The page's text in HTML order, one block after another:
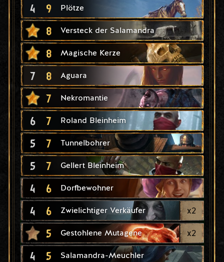
4 9 Plötze
8 Versteck der Salamandra
8 Magische Kerze
7 8 Aguara
7 Nekromantie
6 7 Roland Bleinheim
5 7 Tunnelbohrer
5 7 Gellert Bleinheim
4 6 Dorfbewohner
4 6 Zwielichtiger Verkäufer x2
5 Gestohlene Mutagene x2
4 5 Salamandra-Meuchler